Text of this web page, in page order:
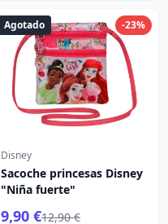
-23%
Agotado
Disney
Sacoche princesas Disney
"Niña fuerte"
9,90 €12,90 €